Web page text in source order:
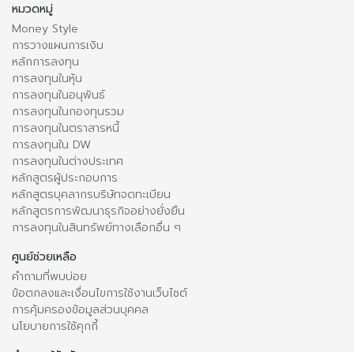
หมวดหมู่
Money Style
การวางแผนการเงิน
หลักการลงทุน
การลงทุนในหุ้น
การลงทุนในอนุพันธ์
การลงทุนในกองทุนรวม
การลงทุนในตราสารหนี้
การลงทุนใน DW
การลงทุนในต่างประเทศ
หลักสูตรผู้ประกอบการ
หลักสูตรบุคลากรบริษัทจดทะเบียน
หลักสูตรการพัฒนาธุรกิจอย่างยั่งยืน
การลงทุนในสินทรัพย์ทางเลือกอื่น ๆ
ศูนย์ช่วยเหลือ
คำถามที่พบบ่อย
ข้อตกลงและเงื่อนไขการใช้งานเว็บไซต์
การคุ้มครองข้อมูลส่วนบุคคล
นโยบายการใช้คุกกี้